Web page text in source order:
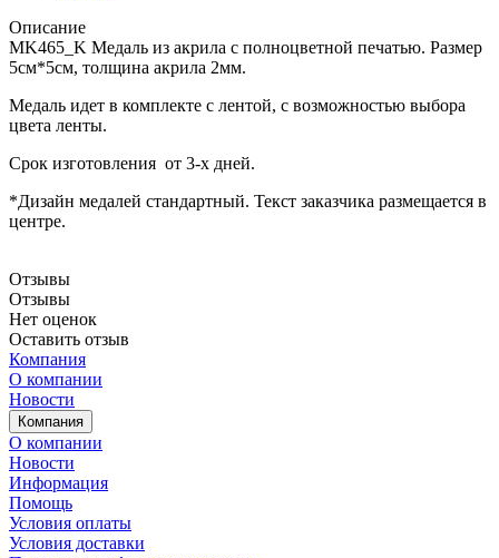
Описание
MK465_K Медаль из акрила с полноцветной печатью. Размер
5см*5см, толщина акрила 2мм.
Медаль идет в комплекте с лентой, с возможностью выбора
цвета ленты.
Срок изготовления от 3-х дней.
*Дизайн медалей стандартный. Текст заказчика размещается в
центре.
Отзывы
Отзывы
Нет оценок
Оставить отзыв
Компания
О компании
Новости
Компания
О компании
Новости
Информация
Помощь
Условия оплаты
Условия доставки